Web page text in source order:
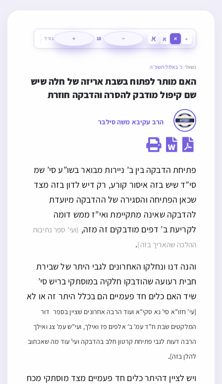
א א א א −
18
+ גודל
נשאל: כ׳ באלול תשפ״ה
האם מותר לפתוח בשבת אריזה של חלה שיש
שם קיפול מודבק להסרה והדבקה חוזרת
הרב עקיבא משה סילבר
פתיחת הדבקה בין ב’ ניירות מבואר בשו”ע סי’ שמ
סי”ד שיש בזה איסור קורע, רק דיש לדון בזה מצד
שכאן הפתיחה והסגירה של ההדבקה מיועדת
להדבקה שאינה מתקיימת ואי”ז ממש דומה
לקריעת ב’ דפים מודבקים זה מזה, (ועי’ ספר נתיבות
ההלכה שהאריך בזה).
והנה דנו ונחלקו האחרונים לגבי היתר של שבירת
חבית רעועה שהודבקו חלקיה במוסתקי בריש סי’
שיד האם כלים חד פעמיים הם בכלל היתר זה או לא
[עי’ חזו”א סי’ נא סקי”א ועוד הרבה אחרונים שציין בספר דור
המלקטים שבת ח”ד עמ’ ב’ אלפים פז ואילך, ועי”ש עמ’ צג ואילך
הרבה דעות לגבי פתיחת קרטון חלב בהדבקה ועי’ עוד מה שאכתוב
להלן בזה].
ויש לציין דהיתר כלים חד פעמיים מצד מוסתקי מכח